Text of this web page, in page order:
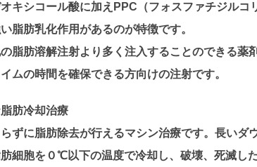
キシコール酸に加えPPC（フォスファチジルコ
脂肪乳化作用があるのが特徴です。
脂肪溶解注射より多く注入することのできる薬
ムの時間を確保できる方向けの注射です。
肪冷却治療
ずに脂肪除去が行えるマシン治療です。長いダ
細胞を０℃以下の温度で冷却し、破壊、死滅し